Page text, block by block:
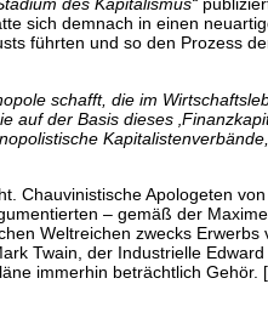
des Kapitalismus“
sich demnach in einen
führten und so den Prozess
schafft, die im
der Basis dieses
Chauvinistische Apologeten
– gemäß der
Weltreichen zwecks
Twain, der Industrielle
immerhin beträchtlich Gehör. [